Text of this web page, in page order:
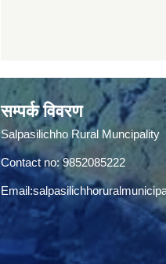
सम्पर्क विवरण
Salpasilichho Rural Muncipality
Contact no: 9852085222
Email: